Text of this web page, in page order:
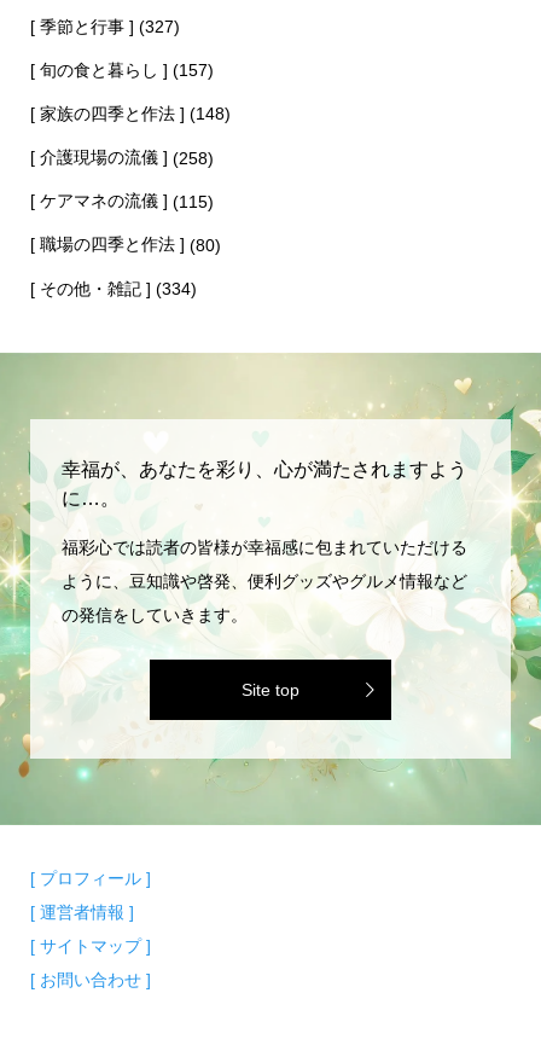
[ 季節と行事 ] (327)
[ 旬の食と暮らし ] (157)
[ 家族の四季と作法 ] (148)
[ 介護現場の流儀 ] (258)
[ ケアマネの流儀 ] (115)
[ 職場の四季と作法 ] (80)
[ その他・雑記 ] (334)
幸福が、あなたを彩り、心が満たされますよう
に…。
福彩心では読者の皆様が幸福感に包まれていただける
ように、豆知識や啓発、便利グッズやグルメ情報など
の発信をしていきます。
Site top
[ プロフィール ]
[ 運営者情報 ]
[ サイトマップ ]
[ お問い合わせ ]